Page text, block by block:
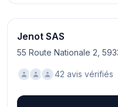
Jenot SAS
55 Route Nationale 2,
42 avis vérifiés